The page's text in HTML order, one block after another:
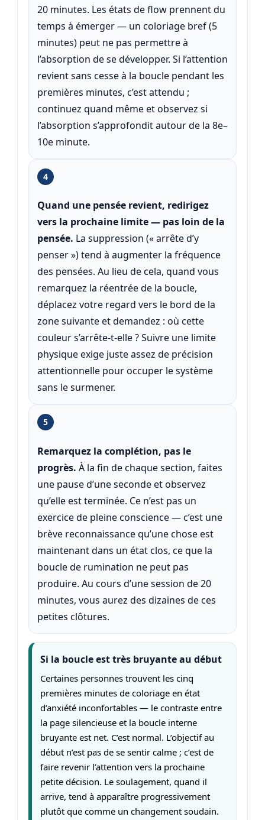
20 minutes. Les états de flow prennent du
temps à émerger — un coloriage bref (5
minutes) peut ne pas permettre à
l’absorption de se développer. Si l’attention
revient sans cesse à la boucle pendant les
premières minutes, c’est attendu ;
continuez quand même et observez si
l’absorption s’approfondit autour de la 8e–
10e minute.
4
Quand une pensée revient, redirigez
vers la prochaine limite — pas loin de la
pensée. La suppression (« arrête d’y
penser ») tend à augmenter la fréquence
des pensées. Au lieu de cela, quand vous
remarquez la réentrée de la boucle,
déplacez votre regard vers le bord de la
zone suivante et demandez : où cette
couleur s’arrête-t-elle ? Suivre une limite
physique exige juste assez de précision
attentionnelle pour occuper le système
sans le surmener.
5
Remarquez la complétion, pas le
progrès. À la fin de chaque section, faites
une pause d’une seconde et observez
qu’elle est terminée. Ce n’est pas un
exercice de pleine conscience — c’est une
brève reconnaissance qu’une chose est
maintenant dans un état clos, ce que la
boucle de rumination ne peut pas
produire. Au cours d’une session de 20
minutes, vous aurez des dizaines de ces
petites clôtures.
Si la boucle est très bruyante au début
Certaines personnes trouvent les cinq
premières minutes de coloriage en état
d’anxiété inconfortables — le contraste entre
la page silencieuse et la boucle interne
bruyante est net. C’est normal. L’objectif au
début n’est pas de se sentir calme ; c’est de
faire revenir l’attention vers la prochaine
petite décision. Le soulagement, quand il
arrive, tend à apparaître progressivement
plutôt que comme un changement soudain.